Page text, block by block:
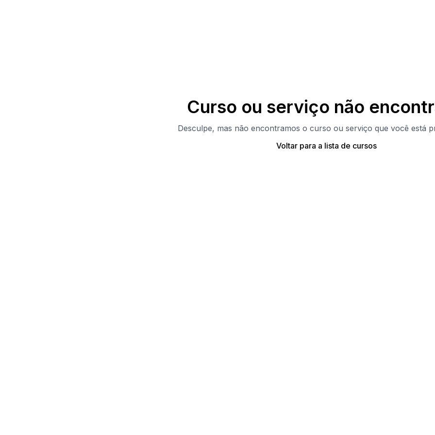
Curso ou serviço não
Desculpe, mas não encontramos o curso ou serviço que você está
Voltar para a lista de cursos